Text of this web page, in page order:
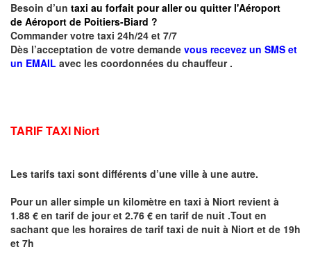
Besoin d’un taxi au forfait pour aller ou quitter l'Aéroport
de Aéroport de Poitiers-Biard ?
Commander votre taxi 24h/24 et 7/7
Dès l’acceptation de votre demande vous recevez un SMS et
un EMAIL avec les coordonnées du chauffeur .
TARIF TAXI Niort
Les tarifs taxi sont différents d’une ville à une autre.
Pour un aller simple un kilomètre en taxi à Niort revient à
1.88 € en tarif de jour et 2.76 € en tarif de nuit .Tout en
sachant que les horaires de tarif taxi de nuit à Niort et de 19h
et 7h